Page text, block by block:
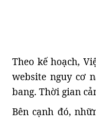
Theo kế hoạch,
website nguy cơ
bang. Thời gian
Bên cạnh đó,